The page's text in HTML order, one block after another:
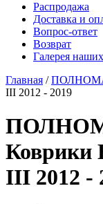
Распродажа
Доставка и
Вопрос-ответ
Возврат
Галерея
Главная /
III 2012 - 2019
Коврики
III 2012 -